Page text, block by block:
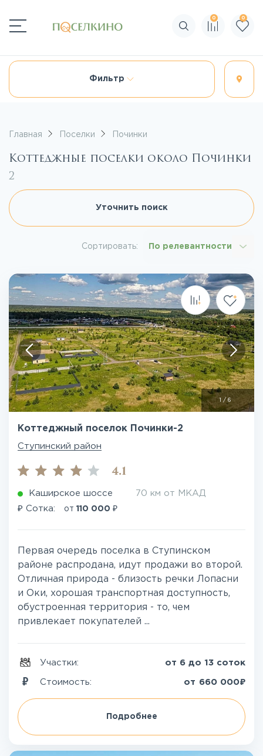
Поиск по сайту
0 0
Фильтр
Главная Поселки Починки
Коттеджные поселки около Починки
2
Уточнить поиск
Сортировать: По релевантности
/ 6
Коттеджный поселок Починки-2
Ступинский район
4.1
Каширское шоссе 70 км от МКАД
₽ Сотка: от 110 000 ₽
Первая очередь поселка в Ступинском
районе распродана, идут продажи во второй.
Отличная природа - близость речки Лопасни
и Оки, хорошая транспортная доступность,
обустроенная территория - то, чем
привлекает покупателей ...
Участки: от 6 до 13 соток
Стоимость: от 660 000₽
Подробнее